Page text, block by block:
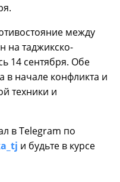
между
на таджикско-
14 сентября. Обе
в начале конфликта и
техники и
в Telegram по
и будьте в курсе